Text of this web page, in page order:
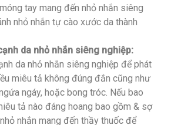
tay mang đến nhỏ nhắn siêng
nhỏ nhắn tự cào xước da thành
da nhỏ nhắn siêng nghiệp:
da nhỏ nhắn siêng nghiệp để phát
miêu tả không đúng đắn cũng như
ngáy, hoặc bong tróc. Nếu bao
tả nào đáng hoang bao gồm & sợ
nhắn mang đến thầy thuốc để